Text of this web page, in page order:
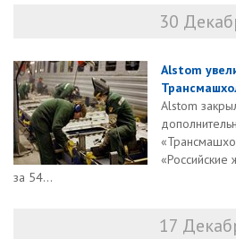
30
Alstom
Alstom
за 54...
17